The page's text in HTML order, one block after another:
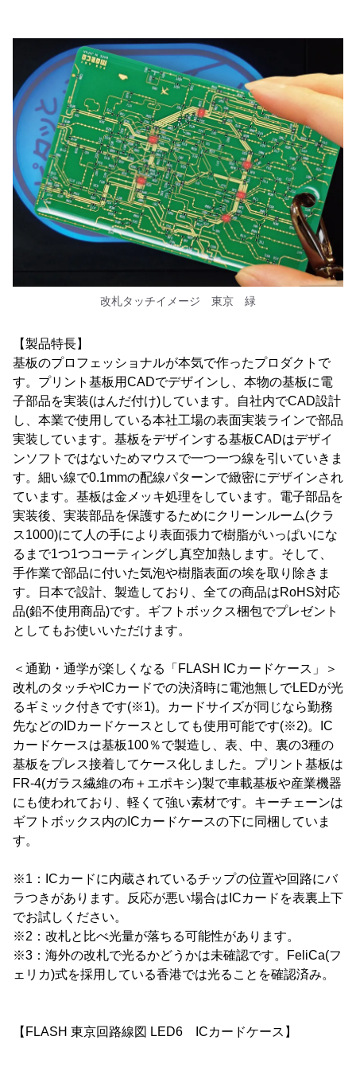
改札タッチイメージ 東京 緑
【製品特長】
基板のプロフェッショナルが本気で作ったプロダクトで
す。プリント基板用CADでデザインし、本物の基板に電
子部品を実装(はんだ付け)しています。自社内でCAD設計
し、本業で使用している本社工場の表面実装ラインで部品
実装しています。基板をデザインする基板CADはデザイ
ンソフトではないためマウスで一つ一つ線を引いていきま
す。細い線で0.1mmの配線パターンで緻密にデザインされ
ています。基板は金メッキ処理をしています。電子部品を
実装後、実装部品を保護するためにクリーンルーム(クラ
ス1000)にて人の手により表面張力で樹脂がいっぱいにな
るまで1つ1つコーティングし真空加熱します。そして、
手作業で部品に付いた気泡や樹脂表面の埃を取り除きま
す。日本で設計、製造しており、全ての商品はRoHS対応
品(鉛不使用商品)です。ギフトボックス梱包でプレゼント
としてもお使いいただけます。
＜通勤・通学が楽しくなる「FLASH ICカードケース」＞
改札のタッチやICカードでの決済時に電池無しでLEDが光
るギミック付きです(※1)。カードサイズが同じなら勤務
先などのIDカードケースとしても使用可能です(※2)。IC
カードケースは基板100％で製造し、表、中、裏の3種の
基板をプレス接着してケース化しました。プリント基板は
FR-4(ガラス繊維の布＋エポキシ)製で車載基板や産業機器
にも使われており、軽くて強い素材です。キーチェーンは
ギフトボックス内のICカードケースの下に同梱していま
す。
※1：ICカードに内蔵されているチップの位置や回路にバ
ラつきがあります。反応が悪い場合はICカードを表裏上下
でお試しください。
※2：改札と比べ光量が落ちる可能性があります。
※3：海外の改札で光るかどうかは未確認です。FeliCa(フ
ェリカ)式を採用している香港では光ることを確認済み。
【FLASH 東京回路線図 LED6 ICカードケース】